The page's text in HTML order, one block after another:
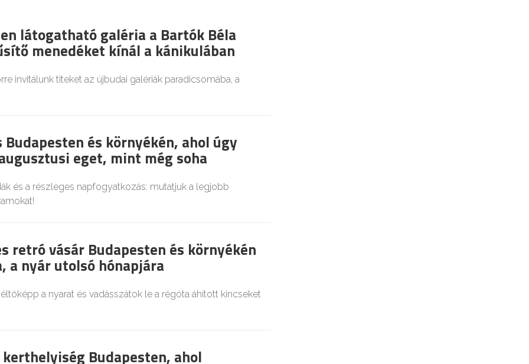
látogatható galéria a Bartók Béla
menedéket kínál a kánikulában
invitálunk titeket az újbudai galériák paradicsomába, a
és környékén, ahol úgy
eget, mint még soha
és a részleges napfogyatkozás: mutatjuk a legjobb
retró vásár Budapesten és környékén
a nyár utolsó hónapjára
a nyarat és vadásszátok le a régóta áhított kincseket
Budapesten, ahol